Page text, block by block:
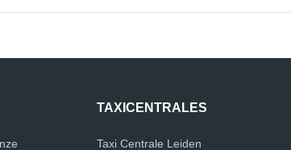
TAXICENTRALES
Taxi Centrale Leiden